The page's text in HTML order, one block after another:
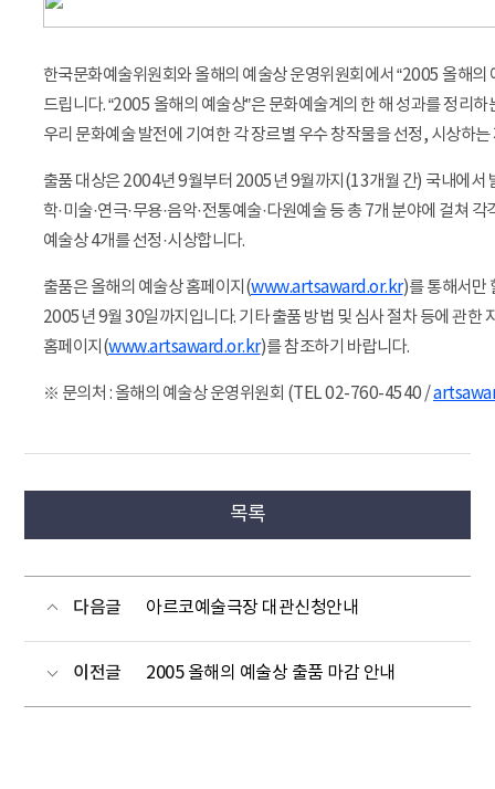
한국문화예술위원회와 올해의 예술상 운영위원회에서 “2005 올해의
드립니다. “2005 올해의 예술상”은 문화예술계의 한 해 성과를 정리하
우리 문화예술 발전에 기여한 각 장르별 우수 창작물을 선정, 시상하는
출품 대상은 2004년 9월부터 2005년 9월까지(13개월 간) 국내에서
학·미술·연극·무용·음악·전통예술·다원예술 등 총 7개 분야에 걸쳐
예술상 4개를 선정·시상합니다.
출품은 올해의 예술상 홈페이지(www.artsaward.or.kr)를 통해서만
2005년 9월 30일까지입니다. 기타 출품 방법 및 심사 절차 등에 관한
홈페이지(www.artsaward.or.kr)를 참조하기 바랍니다.
※ 문의처 : 올해의 예술상 운영위원회 (TEL 02-760-4540 /
목록
다음글 아르코예술극장 대관신청안내
이전글 2005 올해의 예술상 출품 마감 안내